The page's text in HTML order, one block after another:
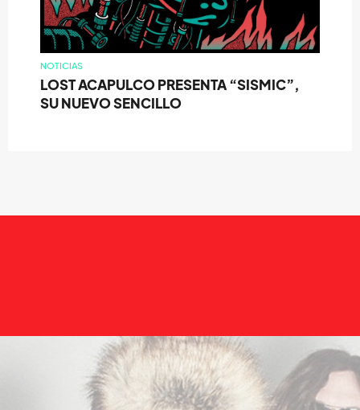
NOTICIAS
LOST ACAPULCO PRESENTA “SISMIC”,
SU NUEVO SENCILLO